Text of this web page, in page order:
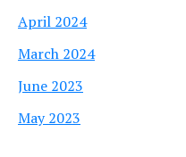
April 2024
March 2024
June 2023
May 2023